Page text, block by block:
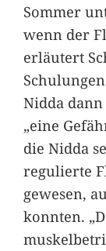
Sommer
wenn der
erläutert
Nidda
„eine
die Nidda
regulierte
gewesen,
konnten.